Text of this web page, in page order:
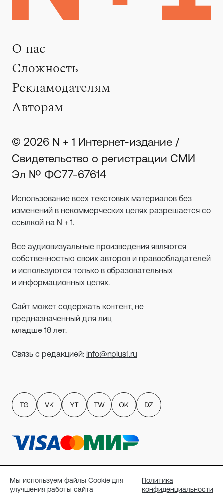
Мы используем файлы Cookie для
улучшения работы сайта
Политика
конфиденциальности
О нас
Сложность
Рекламодателям
Авторам
© 2026 N + 1 Интернет-издание /
Свидетельство о регистрации СМИ
Эл № ФС77-67614
Использование всех текстовых материалов без
изменений в некоммерческих целях разрешается со
ссылкой на N + 1.
Все аудиовизуальные произведения являются
собственностью своих авторов и правообладателей
и используются только в образовательных
и информационных целях.
Сайт может содержать контент, не
предназначенный для лиц
младше 18 лет.
Связь с редакцией: info@nplus1.ru
пользователей сайта
Публичный договор-оферта